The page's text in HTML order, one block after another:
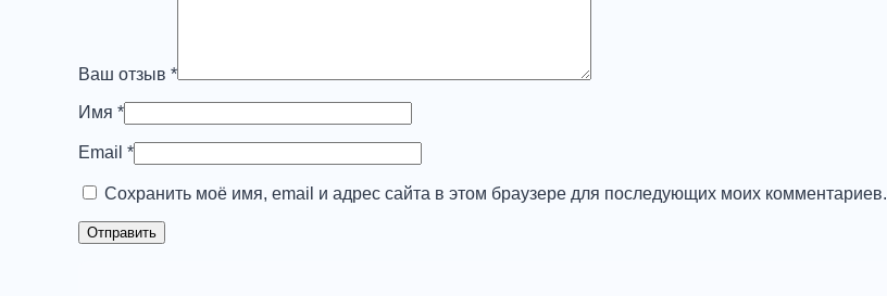
Ваш отзыв *
Имя *
Email *
Сохранить моё имя, email и адрес сайта в этом браузере для последующих моих комментариев.